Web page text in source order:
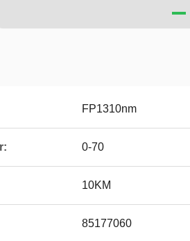
FP1310nm
0-70
10KM
85177060